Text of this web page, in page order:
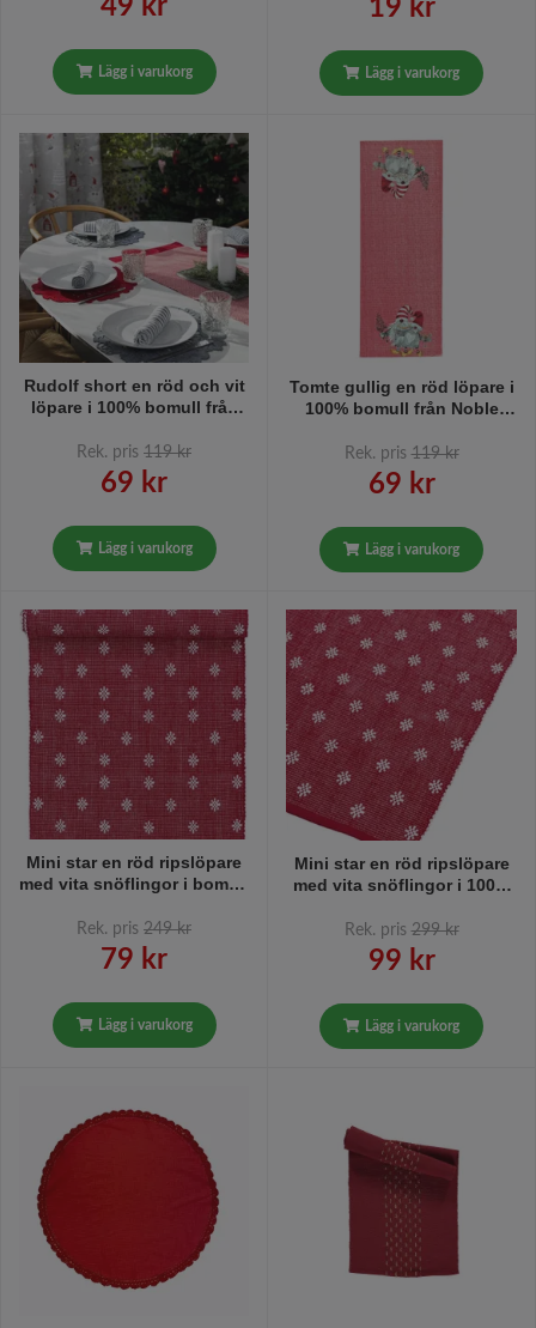
cm.
49 kr
Lägg i varukorg
19 kr
Lägg i varukorg
Rudolf short en röd och vit
löpare i 100% bomull från
Rek. pris 119 kr
69 kr
Lägg i varukorg
Tomte gullig en röd löpare i
100% bomull från Noble
ändarna, mått 35 x 110 cm.
Rek. pris 119 kr
69 kr
Lägg i varukorg
Mini star en röd ripslöpare
med vita snöflingor i bomull
120 cm.
Rek. pris 249 kr
79 kr
Lägg i varukorg
Mini star en röd ripslöpare
med vita snöflingor i 100%
40 x 140 cm.
Rek. pris 299 kr
99 kr
Lägg i varukorg